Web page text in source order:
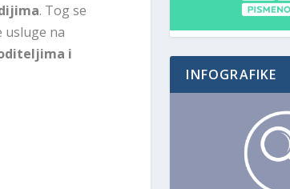
. Tog se
usluge na
i
INFOGRAFIKE